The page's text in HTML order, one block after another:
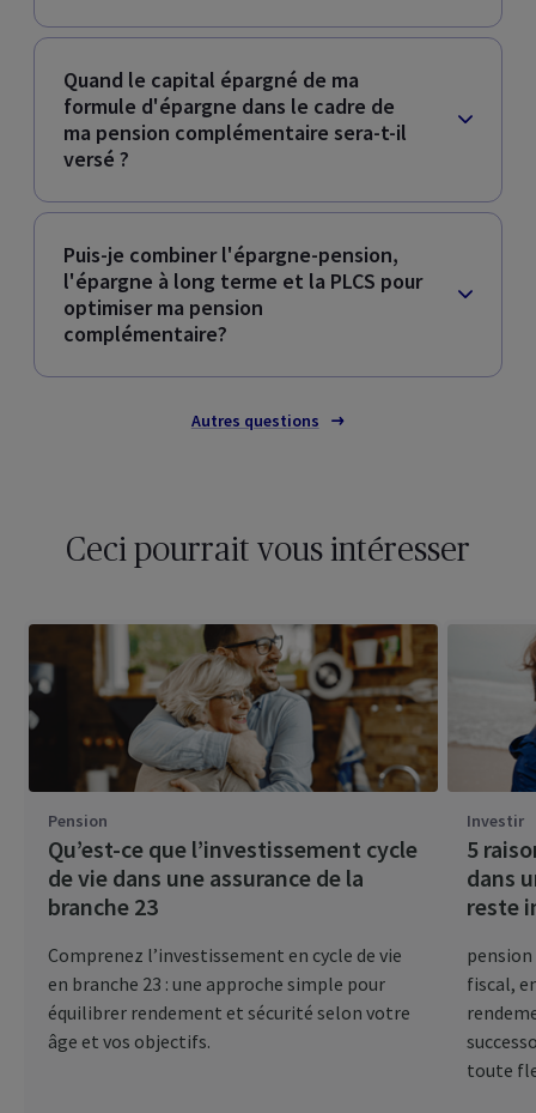
Quand le capital épargné de ma
formule d'épargne dans le cadre de
ma pension complémentaire sera-t-il
versé ?
Puis-je combiner l'épargne-pension,
l'épargne à long terme et la PLCS pour
optimiser ma pension
complémentaire?
Autres questions
Ceci pourrait vous intéresser
Pension
Qu’est-ce que l’investissement cycle
de vie dans une assurance de la
branche 23
Comprenez l’investissement en cycle de vie
en branche 23 : une approche simple pour
équilibrer rendement et sécurité selon votre
âge et vos objectifs.
Investir
5
dans
reste
fiscal,
toute